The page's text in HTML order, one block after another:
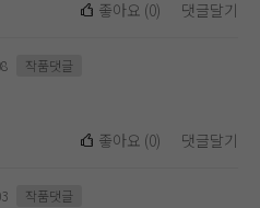
좋아요 (0) 댓글달기
작품댓글
좋아요 (0) 댓글달기
작품댓글